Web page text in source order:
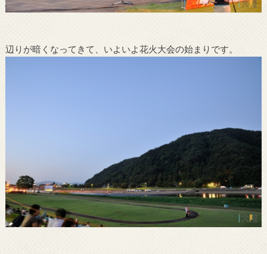
辺りが暗くなってきて、いよいよ花火大会の始まりです。